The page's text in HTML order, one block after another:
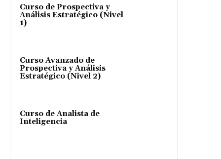
Curso de Prospectiva y
Análisis Estratégico (Nivel
1)
Curso Avanzado de
Prospectiva y Análisis
Estratégico (Nivel 2)
Curso de Analista de
Inteligencia